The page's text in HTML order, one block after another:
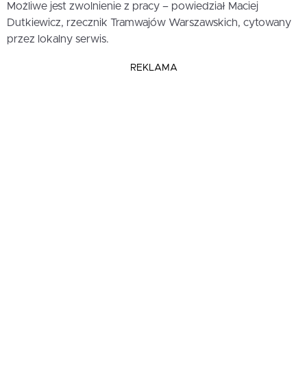
Możliwe jest zwolnienie z pracy – powiedział Maciej
Dutkiewicz, rzecznik Tramwajów Warszawskich, cytowany
przez lokalny serwis.
REKLAMA